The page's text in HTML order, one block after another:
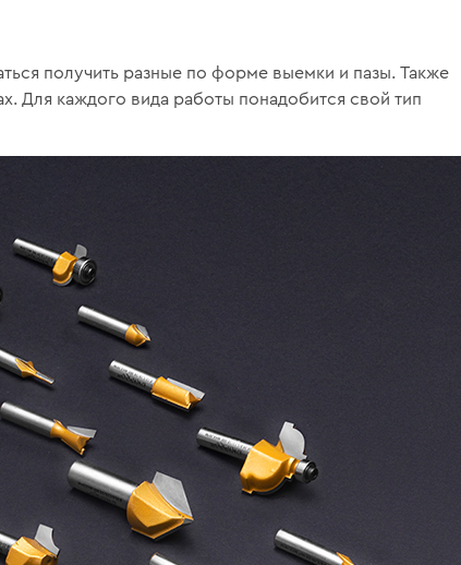
получить разные по форме выемки и пазы. Также
Для каждого вида работы понадобится свой тип